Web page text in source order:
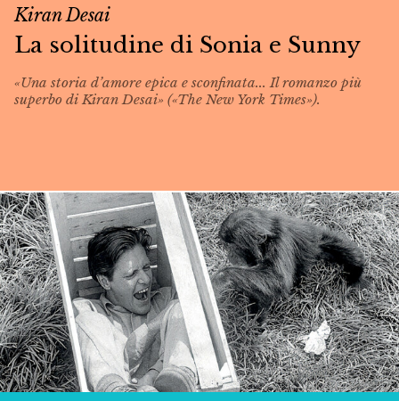
Kiran Desai
La solitudine di Sonia e Sunny
«Una storia d’amore epica e sconfinata... Il romanzo più
superbo di Kiran Desai» («The New York Times»).